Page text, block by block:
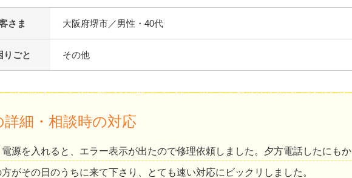
さま 大阪府堺市／男性・40代
りごと その他
細・相談時の対応
源を入れると、エラー表示が出たので修理依頼しました。夕方電話したにもか
がその日のうちに来て下さり、とても速い対応にビックリしました。